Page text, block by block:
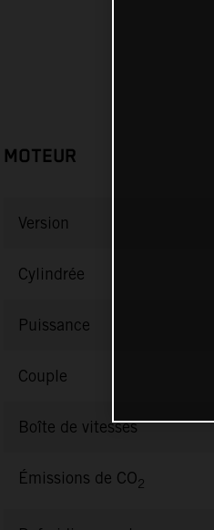
MOTEUR
Version
Cylindrée
Puissance
Couple
Boîte de vitesses
Émissions de CO2